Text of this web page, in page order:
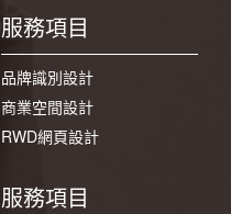
服務項目
品牌識別設計
商業空間設計
RWD網頁設計
服務項目